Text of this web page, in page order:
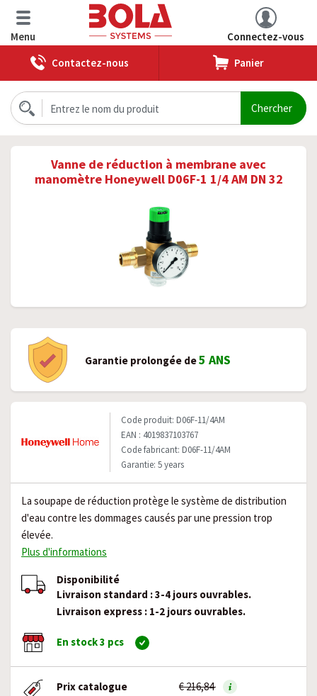
Menu
Connectez-vous
Contactez-nous
Panier
Vanne de réduction à membrane avec
manomètre Honeywell D06F-1 1/4 AM DN 32
Garantie prolongée de5 ANS
Code produit: D06F-11/4AM
EAN : 4019837103767
Code fabricant: D06F-11/4AM
Garantie: 5 years
La soupape de réduction protège le système de distribution
d'eau contre les dommages causés par une pression trop
élevée.
Plus d'informations
Disponibilité
Livraison standard : 3-4 jours ouvrables.
Livraison express : 1-2 jours ouvrables.
En stock 3 pcs
Prix catalogue
€ 216,84